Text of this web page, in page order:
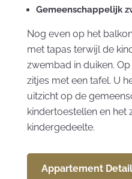
Gemeenschappelijk
Nog even op het
met tapas terwijl de
zwembad in duiken.
zitjes met een tafel. U
uitzicht op de
kindertoestellen en het
kindergedeelte.
Appartement